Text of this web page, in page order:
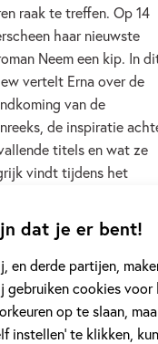
dat je er bent!
en derde partijen,
gebruiken cookies
op te slaan,
instellen’ te klikken,
raak te treffen. Op 14
haar nieuwste
Neem een kip. In
vertelt Erna over de
van de
de inspiratie
titels en wat ze
vindt tijdens het